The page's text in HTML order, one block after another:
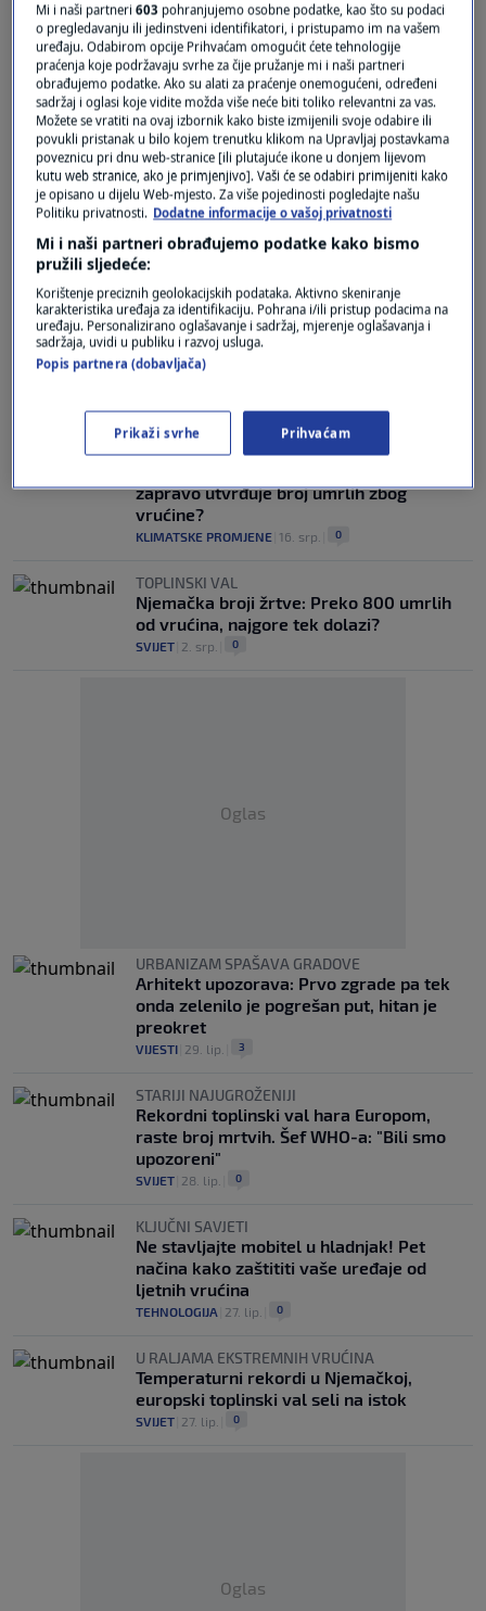
Oglas
KLIMATSKE PROMJENE
prelaze 48 stupnjeva? "Svake godine sve
je gore"
SVIJET|16. srp.| 0
TIJEKOM LIPNJA
Toplinski val u Europi odnio najmanje
"VIŠAK SMRTNOSTI"
zapravo utvrđuje broj umrlih zbog
vrućine?
KLIMATSKE PROMJENE 16. srp. 0
TOPLINSKI VAL
Njemačka broji žrtve: Preko 800 umrlih
od vrućina, najgore tek dolazi?
SVIJET 2. srp. 0
Oglas
URBANIZAM SPAŠAVA GRADOVE
Arhitekt upozorava: Prvo zgrade pa tek
onda zelenilo je pogrešan put, hitan je
preokret
VIJESTI 29. lip. 3
STARIJI NAJUGROŽENIJI
Rekordni toplinski val hara Europom,
raste broj mrtvih. Šef WHO-a: "Bili smo
upozoreni"
SVIJET 28. lip. 0
KLJUČNI SAVJETI
Ne stavljajte mobitel u hladnjak! Pet
načina kako zaštititi vaše uređaje od
ljetnih vrućina
TEHNOLOGIJA 27. lip. 0
U RALJAMA EKSTREMNIH VRUĆINA
Temperaturni rekordi u Njemačkoj,
europski toplinski val seli na istok
SVIJET 27. lip. 0
Oglas
Mi i naši partneri603 pohranjujemo osobne podatke, kao što su podaci
o pregledavanju ili jedinstveni identifikatori, i pristupamo im na vašem
uređaju. Odabirom opcije Prihvaćam omogućit ćete tehnologije
praćenja koje podržavaju svrhe za čije pružanje mi i naši partneri
obrađujemo podatke. Ako su alati za praćenje onemogućeni, određeni
sadržaj i oglasi koje vidite možda više neće biti toliko relevantni za vas.
Možete se vratiti na ovaj izbornik kako biste izmijenili svoje odabire ili
povukli pristanak u bilo kojem trenutku klikom na Upravljaj postavkama
poveznicu pri dnu web-stranice [ili plutajuće ikone u donjem lijevom
kutu web stranice, ako je primjenjivo]. Vaši će se odabiri primijeniti kako
je opisano u dijelu Web-mjesto. Za više pojedinosti pogledajte našu
Politiku privatnosti. Dodatne informacije o vašoj privatnosti
Mi i naši partneri obrađujemo podatke kako bismo
pružili sljedeće:
Korištenje preciznih geolokacijskih podataka. Aktivno skeniranje
karakteristika uređaja za identifikaciju. Pohrana i/ili pristup podacima na
uređaju. Personalizirano oglašavanje i sadržaj, mjerenje oglašavanja i
sadržaja, uvidi u publiku i razvoj usluga.
Popis partnera (dobavljača)
Prikaži svrhe Prihvaćam